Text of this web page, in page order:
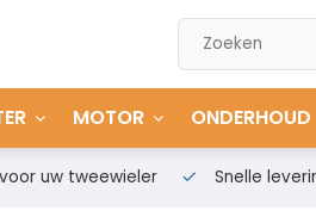
MOTOR ONDERHOUD
uw tweewieler Snelle